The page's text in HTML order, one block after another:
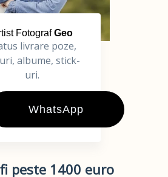
FotografGeo
livrare poze,
albume, stick-
uri.
WhatsApp
peste 1400 euro